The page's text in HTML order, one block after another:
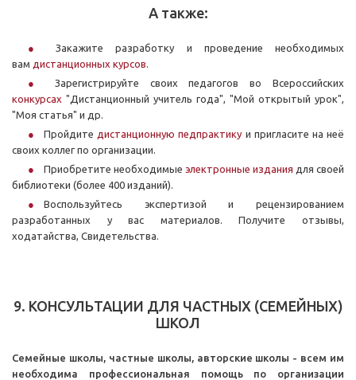
А также:
Закажите разработку и проведение необходимых
вам дистанционных курсов.
Зарегистрируйте своих педагогов во Всероссийских
конкурсах "Дистанционный учитель года", "Мой открытый урок",
"Моя статья" и др.
Пройдите дистанционную педпрактику и пригласите на неё
своих коллег по организации.
Приобретите необходимые электронные издания для своей
библиотеки (более 400 изданий).
Воспользуйтесь экспертизой и рецензированием
разработанных у вас материалов. Получите отзывы,
ходатайства, Свидетельства.
9. КОНСУЛЬТАЦИИ ДЛЯ ЧАСТНЫХ (СЕМЕЙНЫХ)
ШКОЛ
Семейные школы, частные школы, авторские школы - всем им
необходима профессиональная помощь по организации